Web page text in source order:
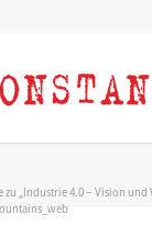
zu „Industrie 4.0 – Vision